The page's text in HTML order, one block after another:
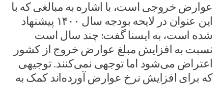
عوارض خروجی است، با اشاره به مبالغی که با
این عنوان در لایحه بودجه سال ۱۴۰۰ پیشنهاد
شده است، به ایسنا گفت: چند سال است
نسبت به افزایش مبلغ عوارض خروج از کشور
اعتراض می‌شود اما توجهی نمی‌کنند. توجیهی
که برای افزایش نرخ عوارض آورده‌اند کمک به